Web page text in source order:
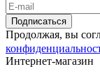
Подписаться
Продолжая, вы
Интернет-магазин